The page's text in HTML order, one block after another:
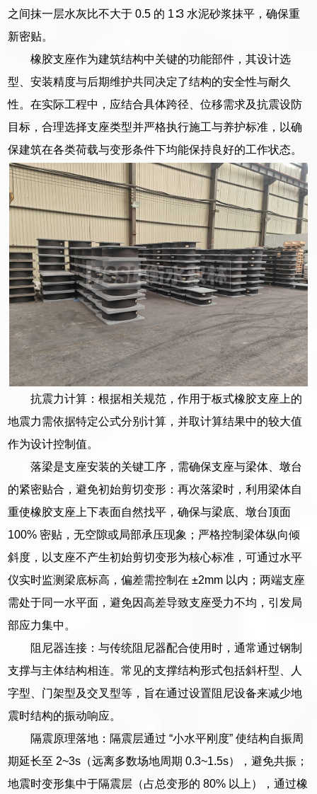
之间抹一层水灰比不大于 0.5 的 1∶3 水泥砂浆抹平，确保重
新密贴。
橡胶支座作为建筑结构中关键的功能部件，其设计选
型、安装精度与后期维护共同决定了结构的安全性与耐久
性。在实际工程中，应结合具体跨径、位移需求及抗震设防
目标，合理选择支座类型并严格执行施工与养护标准，以确
保建筑在各类荷载与变形条件下均能保持良好的工作状态。
抗震力计算：根据相关规范，作用于板式橡胶支座上的
地震力需依据特定公式分别计算，并取计算结果中的较大值
作为设计控制值。
落梁是支座安装的关键工序，需确保支座与梁体、墩台
的紧密贴合，避免初始剪切变形：再次落梁时，利用梁体自
重使橡胶支座上下表面自然找平，确保与梁底、墩台顶面
100% 密贴，无空隙或局部承压现象；严格控制梁体纵向倾
斜度，以支座不产生初始剪切变形为核心标准，可通过水平
仪实时监测梁底标高，偏差需控制在 ±2mm 以内；两端支座
需处于同一水平面，避免因高差导致支座受力不均，引发局
部应力集中。
阻尼器连接：与传统阻尼器配合使用时，通常通过钢制
支撑与主体结构相连。常见的支撑结构形式包括斜杆型、人
字型、门架型及交叉型等，旨在通过设置阻尼设备来减少地
震时结构的振动响应。
隔震原理落地：隔震层通过 “小水平刚度” 使结构自振周
期延长至 2~3s（远离多数场地周期 0.3~1.5s），避免共振；
地震时变形集中于隔震层（占总变形的 80% 以上），通过橡